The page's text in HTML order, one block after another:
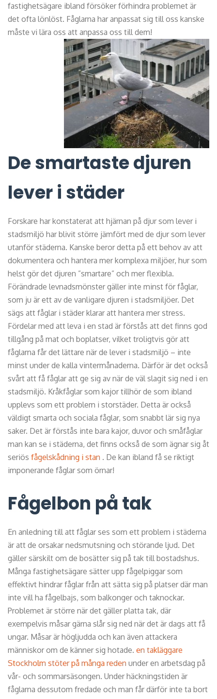
fastighetsägare ibland försöker förhindra problemet är
det ofta lönlöst. Fåglarna har anpassat sig till oss kanske
måste vi lära oss att anpassa oss till dem!
De smartaste djuren
lever i städer
Forskare har konstaterat att hjärnan på djur som lever i
stadsmiljö har blivit större jämfört med de djur som lever
utanför städerna. Kanske beror detta på ett behov av att
dokumentera och hantera mer komplexa miljöer, hur som
helst gör det djuren ”smartare” och mer flexibla.
Förändrade levnadsmönster gäller inte minst för fåglar,
som ju är ett av de vanligare djuren i stadsmiljöer. Det
sägs att fåglar i städer klarar att hantera mer stress.
Fördelar med att leva i en stad är förstås att det finns god
tillgång på mat och boplatser, vilket troligtvis gör att
fåglarna får det lättare när de lever i stadsmiljö – inte
minst under de kalla vintermånaderna. Därför är det också
svårt att få fåglar att ge sig av när de väl slagit sig ned i en
stadsmiljö. Kråkfåglar som kajor tillhör de som ibland
upplevs som ett problem i storstäder. Detta är också
väldigt smarta och sociala fåglar, som snabbt lär sig nya
saker. Det är förstås inte bara kajor, duvor och småfåglar
man kan se i städerna, det finns också de som ägnar sig åt
seriös fågelskådning i stan . De kan ibland få se riktigt
imponerande fåglar som örnar!
Fågelbon på tak
En anledning till att fåglar ses som ett problem i städerna
är att de orsakar nedsmutsning och störande ljud. Det
gäller särskilt om de bosätter sig på tak till bostadshus.
Många fastighetsägare sätter upp fågelpiggar som
effektivt hindrar fåglar från att sätta sig på platser där man
inte vill ha fågelbajs, som balkonger och taknockar.
Problemet är större när det gäller platta tak, där
exempelvis måsar gärna slår sig ned när det är dags att få
ungar. Måsar är högljudda och kan även attackera
människor om de känner sig hotade. en takläggare
Stockholm stöter på många reden under en arbetsdag på
vår- och sommarsäsongen. Under häckningstiden är
fåglarna dessutom fredade och man får därför inte ta bort